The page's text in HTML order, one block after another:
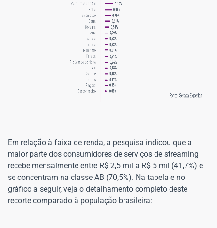
Em relação à faixa de renda, a pesquisa indicou que a
maior parte dos consumidores de serviços de streaming
recebe mensalmente entre R$ 2,5 mil a R$ 5 mil (41,7%) e
se concentram na classe AB (70,5%). Na tabela e no
gráfico a seguir, veja o detalhamento completo deste
recorte comparado à população brasileira: